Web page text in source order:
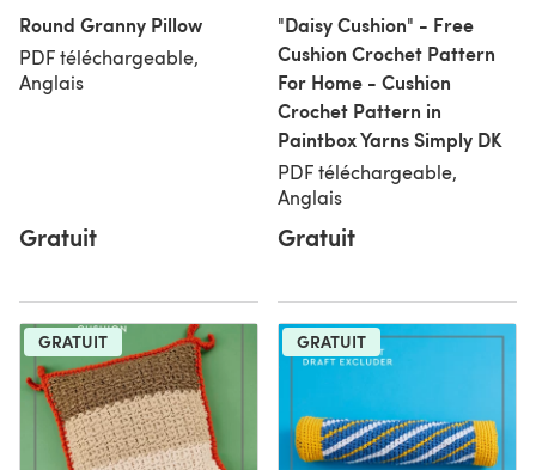
Round Granny Pillow
PDF téléchargeable,
Anglais
Gratuit
"Daisy Cushion" - Free
Cushion Crochet Pattern
For Home - Cushion
Crochet Pattern in
Paintbox Yarns Simply DK
PDF téléchargeable,
Anglais
Gratuit
GRATUIT GRATUIT